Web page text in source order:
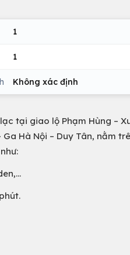
1
1
Không xác định
tại giao lộ Phạm Hùng –
Hà Nội – Duy Tân, nằm